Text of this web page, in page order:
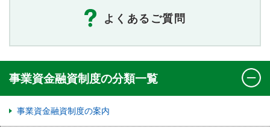
よくあるご質問
事業資金融資制度の分類一覧
事業資金融資制度の案内